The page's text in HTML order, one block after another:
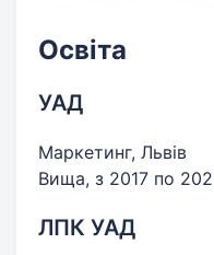
Освіта
УАД
Маркетинг, Львів
Вища, з 2017 по
ЛПК УАД